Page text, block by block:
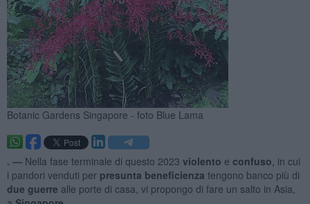
Botanic Gardens Singapore - foto Blue Lama
. — Nella fase terminale di questo 2023 violento e confuso , in cui
i pandori venduti perpresunta beneficienza tengono banco più di
due guerre alle porte di casa, vi propongo di fare un salto in Asia,